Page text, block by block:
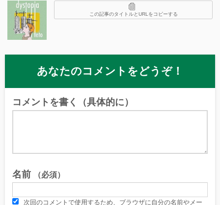
この記事のタイトルとURLをコピーする
あなたのコメントをどうぞ！
コメントを書く（具体的に）
名前 （必須）
次回のコメントで使用するため、ブラウザに自分の名前やメー